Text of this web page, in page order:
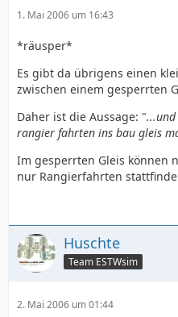
1. Mai 2006 um 16:43
*räusper*
Es gibt da übrigens einen
zwischen einem gesperrten
Daher ist die Aussage: "
rangier fahrten ins bau gleis
Im gesperrten Gleis können
nur Rangierfahrten
Huschte
Team ESTWsim
2. Mai 2006 um 01:44